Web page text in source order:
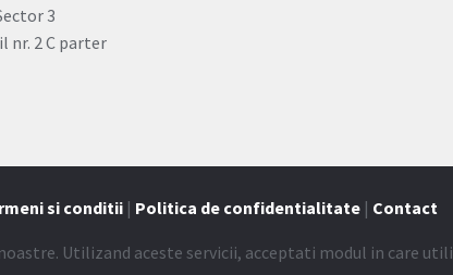
3
nr. 2 C parter
si conditii | Politica de confidentialitate | Contact
Utilizand aceste servicii, acceptati modul in care